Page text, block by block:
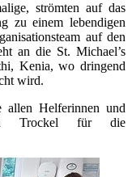
strömten auf das
zu einem lebendigen
auf den
an die St. Michael’s
Kenia, wo dringend
wird.
allen Helferinnen und
Trockel für die